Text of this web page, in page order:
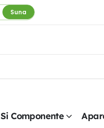
Suna
Componente